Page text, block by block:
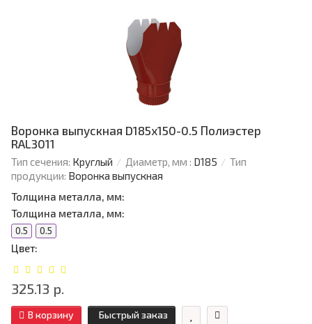
Воронка выпускная D185х150-0.5 Полиэстер
RAL3011
Тип сечения: Круглый Диаметр, мм : D185
Тип
продукции: Воронка выпускная
Толщина металла, мм:
Толщина металла, мм:
0.5 0.5
Цвет:
325.13 р.
В корзину Быстрый заказ